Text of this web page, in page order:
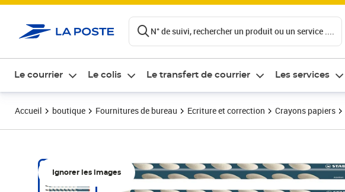
N° de suivi, rechercher un produit ou un service ....
Le courrier Le colis Le transfert de courrier Les services
Accueil boutique Fournitures de bureau Ecriture et correction Crayons papiers
Ignorer les images